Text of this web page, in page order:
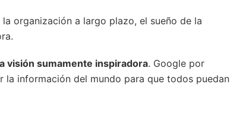
organización a largo plazo, el sueño de la
visión sumamente inspiradora. Google por
la información del mundo para que todos puedan